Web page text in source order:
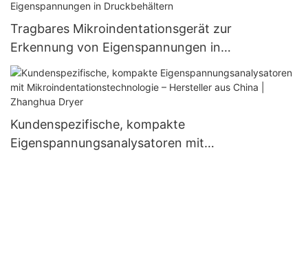
Tragbares Mikroindentationsgerät zur
Erkennung von Eigenspannungen in
Druckbehältern
Kundenspezifische, kompakte
Eigenspannungsanalysatoren mit